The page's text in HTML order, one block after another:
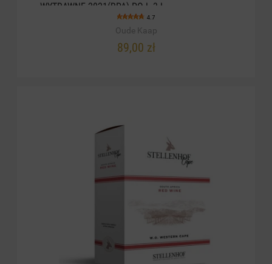
WYTRAWNE 2021(RPA) POJ. 3 L
4.7
Oude Kaap
89,00 zł